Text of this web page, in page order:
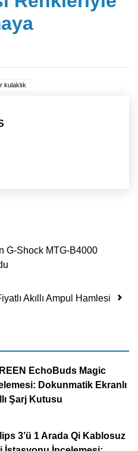
kulaklık
G-Shock MTG-B4000
Akıllı Ampul Hamlesi
EchoBuds Magic
Dokunmatik Ekranlı
Şarj Kutusu
3’ü 1 Arada Qi Kablosuz